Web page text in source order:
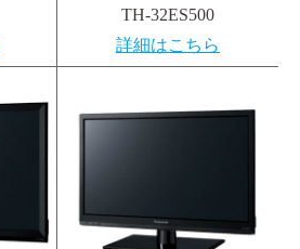
TH-32ES500
詳細はこちら